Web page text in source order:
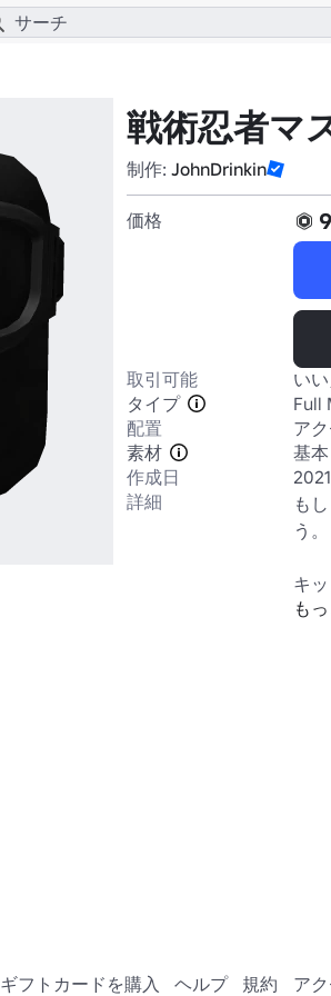
戦術忍者マ
制作: JohnDrinkin
価格
取引可能
いい
タイプ
Full
配置
ア
素材
基本
作成日
詳細
も
う。
キ
つ
も
ギフトカードを購入 ヘルプ 規約 ア